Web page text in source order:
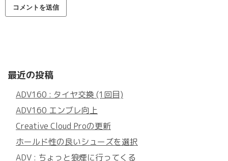
最近の投稿
ADV160 : タイヤ交換 (1回目)
ADV160 エンブレ向上
Creative Cloud Proの更新
ホールド性の良いシューズを選択
ADV : ちょっと狼煙に行ってくる